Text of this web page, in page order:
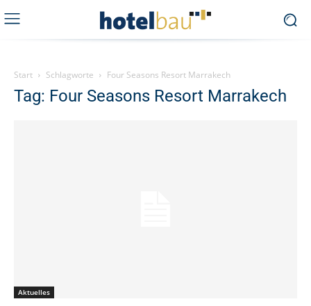
Start Schlagworte Four Seasons Resort Marrakech
Tag: Four Seasons Resort Marrakech
Aktuelles